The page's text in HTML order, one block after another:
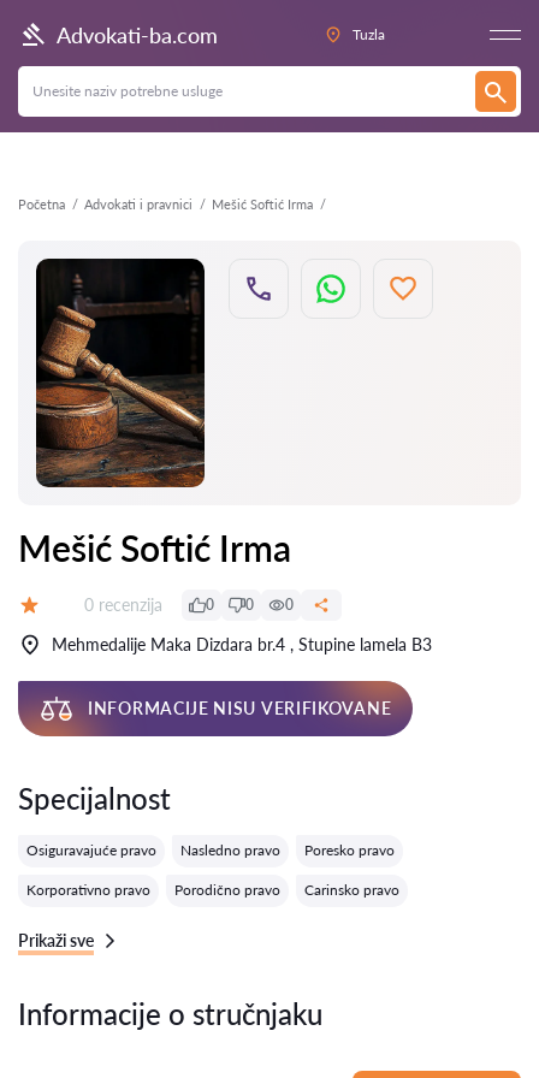
Advokati-ba.com Tuzla
Početna Advokati i pravnici Mešić Softić Irma
Nazad
Mešić Softić Irma
Recenzija:
0 recenzija 0 0 0
Mehmedalije Maka Dizdara br.4 , Stupine lamela B3
INFORMACIJE NISU VERIFIKOVANE
Specijalnost
Osiguravajuće pravo Nasledno pravo Poresko pravo
Korporativno pravo Porodično pravo Carinsko pravo
Prikaži sve
Informacije o stručnjaku